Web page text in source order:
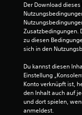
Der Download
Zusatzbedingungen.
zu diesen
sich in den
Du kannst diesen
Einstellung
Konto verknüpft ist,
den Inhalt auch auf
und dort spielen,
anmeldest.